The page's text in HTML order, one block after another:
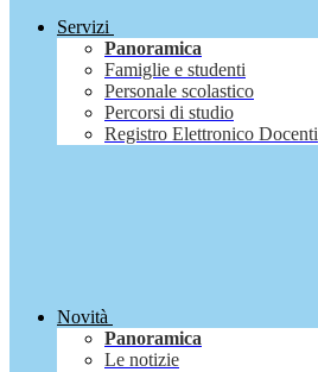
Servizi
Panoramica
Famiglie e studenti
Personale scolastico
Percorsi di studio
Registro Elettronico Docenti
Novità
Panoramica
Le notizie